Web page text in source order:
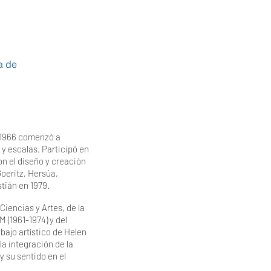
de
comenzó a
escalas. Participó en
el diseño y creación
Hersúa,
en 1979.
y Artes, de la
1974) y del
artístico de Helen
integración de la
su sentido en el